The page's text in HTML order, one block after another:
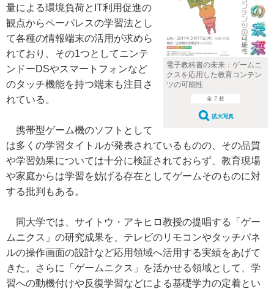
電子教科書の未来：ゲームニ
クスを応用した教育コンテン
ツの可能性
全 2 枚
拡大写真
量による環境負荷とIT利用促進の
観点からペーパレスの学習法とし
て各種の情報端末の活用が求めら
れており、その1つとしてニンテ
ンドーDSやスマートフォンなど
のタッチ機能を持つ端末も注目さ
れている。
携帯型ゲーム機のソフトとして
は多くの学習タイトルが発表されているものの、その品質
や学習効果については十分に検証されておらず、教育現場
や家庭からは学習を妨げる存在としてゲームそのものに対
する批判もある。
同大学では、サイトウ・アキヒロ教授の提唱する「ゲー
ムニクス」の研究成果を、テレビのリモコンやタッチパネ
ルの操作画面の設計など応用領域へ活用する実績をあげて
きた。さらに「ゲームニクス」を活かせる領域として、学
習への動機付けや反復学習などによる基礎学力の定着とい